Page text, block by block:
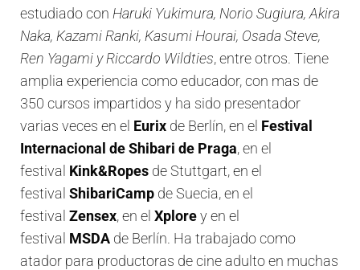
estudiado con Haruki Yukimura, Norio Sugiura, Akira
Naka, Kazami Ranki, Kasumi Hourai, Osada Steve,
Ren Yagami y Riccardo Wildties, entre otros. Tiene
amplia experiencia como educador, con mas de
350 cursos impartidos y ha sido presentador
varias veces en el Eurix de Berlín, en el Festival
Internacional de Shibari de Praga, en el
festival Kink&Ropes de Stuttgart, en el
festival ShibariCamp de Suecia, en el
festival Zensex, en el Xplorey en el
festival MSDA de Berlín. Ha trabajado como
atador para productoras de cine adulto en muchas